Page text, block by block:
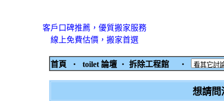
客戶口碑推薦，優質搬家服務
線上免費估價，搬家首選
首頁 ‧ toilet 論壇 ‧ 拆除工程館 ‧
想請問